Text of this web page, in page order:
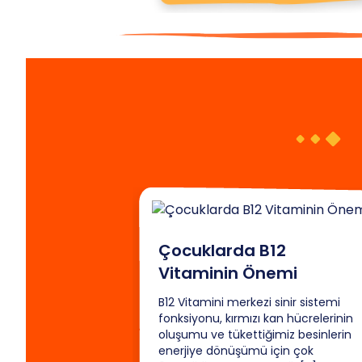
Çocuklarda B12
Vitaminin Önemi
B12 Vitamini merkezi sinir sistemi
fonksiyonu, kırmızı kan hücrelerinin
oluşumu ve tükettiğimiz besinlerin
enerjiye dönüşümü için çok